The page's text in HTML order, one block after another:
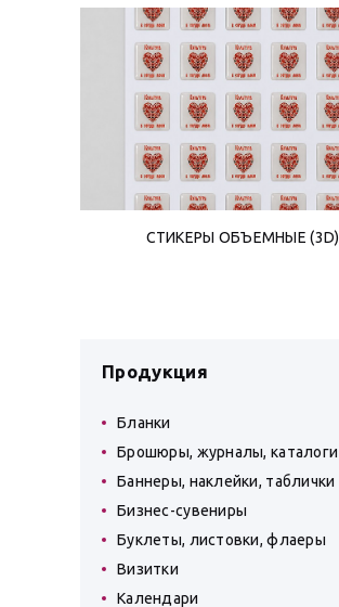
СТИКЕРЫ ОБЪЕМНЫЕ (3D)
Продукция
Бланки
Брошюры, журналы, каталоги
Баннеры, наклейки, таблички
Бизнес-сувениры
Буклеты, листовки, флаеры
Визитки
Календари